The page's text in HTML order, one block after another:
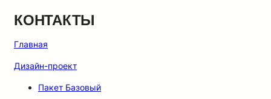
КОНТАКТЫ
Главная
Дизайн-проект
Пакет Базовый